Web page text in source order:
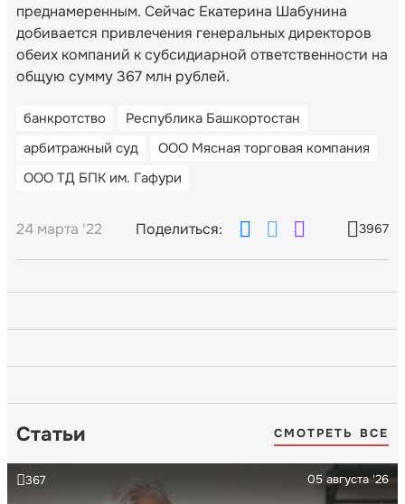
преднамеренным. Сейчас Екатерина Шабунина
добивается привлечения генеральных директоров
обеих компаний к субсидиарной ответственности на
общую сумму 367 млн рублей.
банкротство
Республика Башкортостан
арбитражный суд
ООО Мясная торговая компания
ООО ТД БПК им. Гафури
24 марта '22 Поделиться: 3967
Статьи СМОТРЕТЬ ВСЕ
05 августа '26
367